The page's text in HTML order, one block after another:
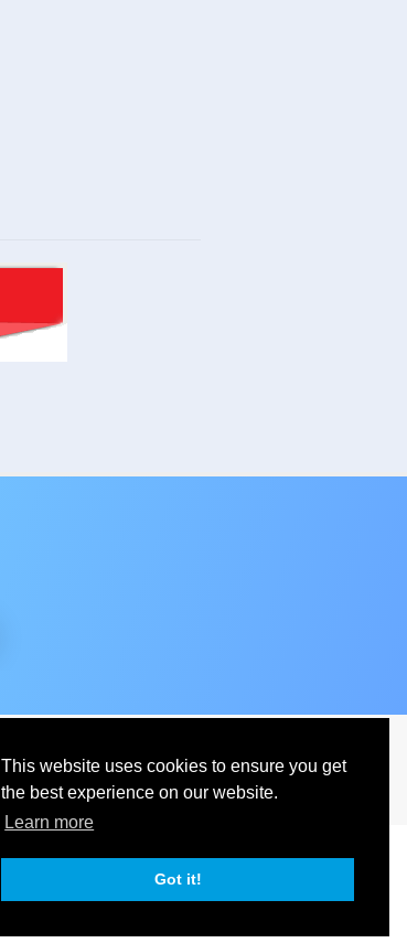
This website uses cookies to ensure you get
the best experience on our website.
Learn more
Got it!